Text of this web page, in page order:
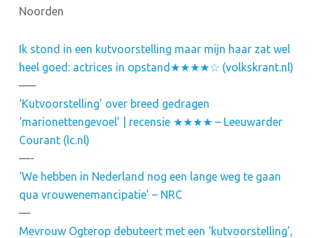
Noorden
Ik stond in een kutvoorstelling maar mijn haar zat wel
heel goed: actrices in opstand★★★★☆ (volkskrant.nl)
—–
‘Kutvoorstelling’ over breed gedragen
‘marionettengevoel’ | recensie ★★★★ – Leeuwarder
Courant (lc.nl)
—-
‘We hebben in Nederland nog een lange weg te gaan
qua vrouwenemancipatie’ – NRC
—
Mevrouw Ogterop debuteert met een ‘kutvoorstelling’,